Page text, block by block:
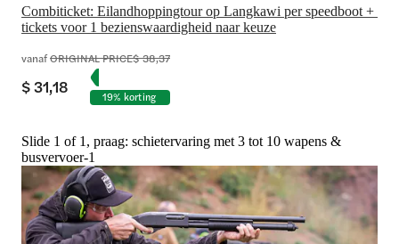
Combiticket: Eilandhoppingtour op Langkawi per speedboot +
tickets voor 1 bezienswaardigheid naar keuze
vanafORIGINAL PRICE$ 38,37
$ 31,18 19% korting
Slide 1 of 1, praag: schietervaring met 3 tot 10 wapens &
busvervoer-1